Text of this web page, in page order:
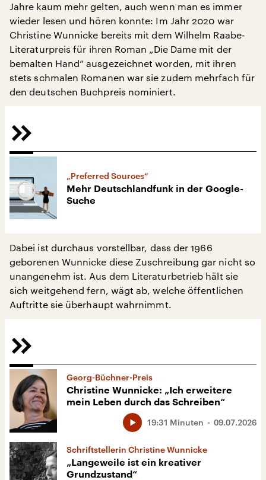
Jahre kaum mehr gelten, auch wenn man es immer
wieder lesen und hören konnte: Im Jahr 2020 war
Christine Wunnicke bereits mit dem Wilhelm Raabe-
Literaturpreis für ihren Roman „Die Dame mit der
bemalten Hand“ ausgezeichnet worden, mit ihren
stets schmalen Romanen war sie zudem mehrfach für
den deutschen Buchpreis nominiert.
„Preferred Sources“
Mehr Deutschlandfunk in der Google-
Suche
Dabei ist durchaus vorstellbar, dass der 1966
geborenen Wunnicke diese Zuschreibung gar nicht so
unangenehm ist. Aus dem Literaturbetrieb hält sie
sich weitgehend fern, wägt ab, welche öffentlichen
Auftritte sie überhaupt wahrnimmt.
Georg-Büchner-Preis
Christine Wunnicke: „Ich erweitere
mein Leben durch das Schreiben“
09.07.2026
19:31 Minuten
Schriftstellerin Christine Wunnicke
„Langeweile ist ein kreativer
Grundzustand“